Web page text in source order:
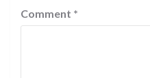
Comment *